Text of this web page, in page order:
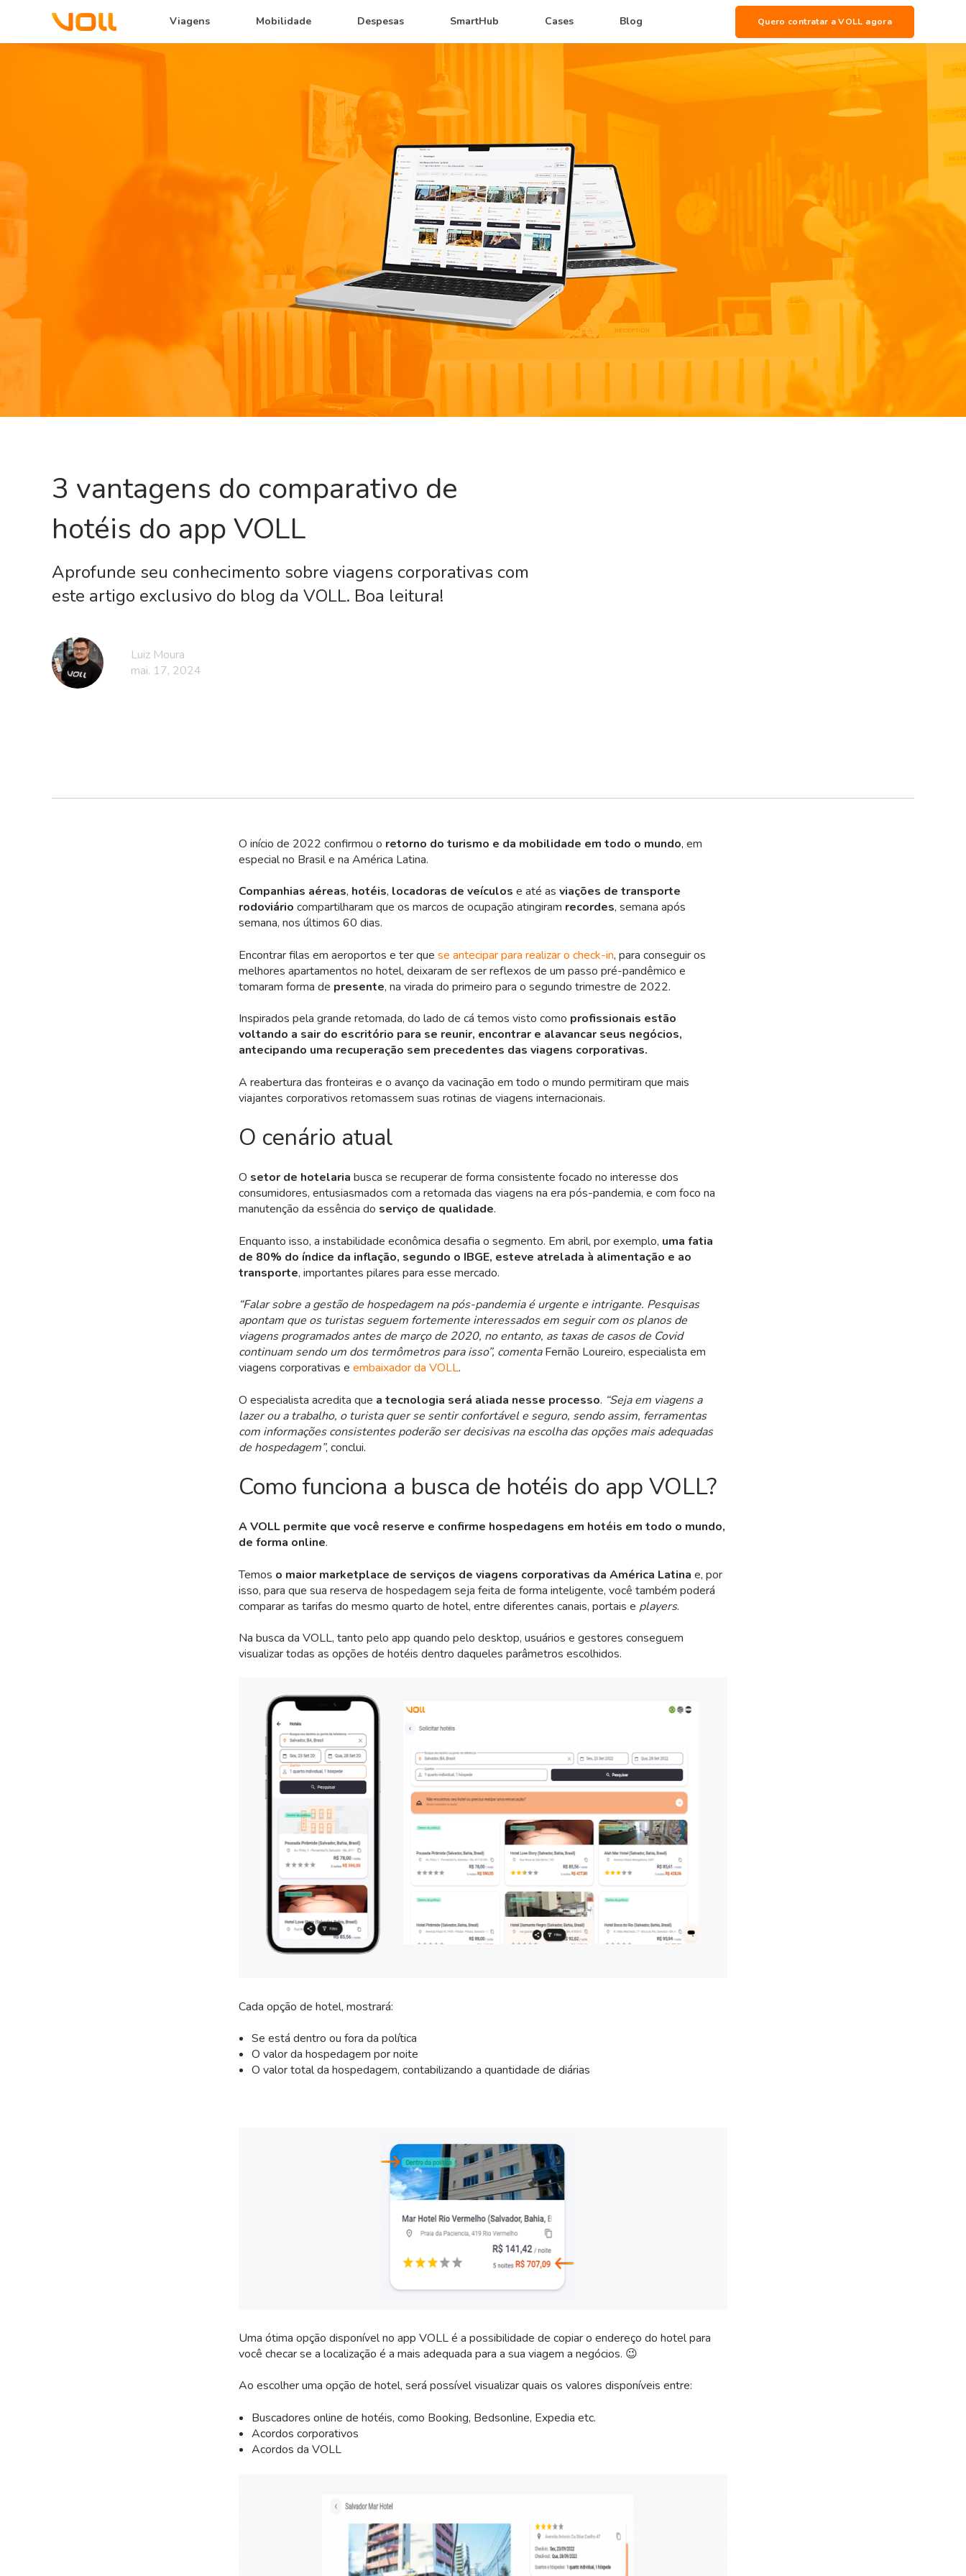
Viagens Mobilidade Despesas SmartHub Cases Blog Quero contratar a VOLL agora
3 vantagens do comparativo de
hotéis do app VOLL
Aprofunde seu conhecimento sobre viagens corporativas com
este artigo exclusivo do blog da VOLL. Boa leitura!
Luiz Moura
mai. 17, 2024
O início de 2022 confirmou o retorno do turismo e da mobilidade em todo o mundo, em
especial no Brasil e na América Latina.
Companhias aéreas, hotéis, locadoras de veículos e até as viações de transporte
rodoviário compartilharam que os marcos de ocupação atingiram recordes, semana após
semana, nos últimos 60 dias.
Encontrar filas em aeroportos e ter que se antecipar para realizar o check-in, para conseguir os
melhores apartamentos no hotel, deixaram de ser reflexos de um passo pré-pandêmico e
tomaram forma de presente, na virada do primeiro para o segundo trimestre de 2022.
Inspirados pela grande retomada, do lado de cá temos visto como profissionais estão
voltando a sair do escritório para se reunir, encontrar e alavancar seus negócios,
antecipando uma recuperação sem precedentes das viagens corporativas.
A reabertura das fronteiras e o avanço da vacinação em todo o mundo permitiram que mais
viajantes corporativos retomassem suas rotinas de viagens internacionais.
O cenário atual
O setor de hotelaria busca se recuperar de forma consistente focado no interesse dos
consumidores, entusiasmados com a retomada das viagens na era pós-pandemia, e com foco na
manutenção da essência do serviço de qualidade.
Enquanto isso, a instabilidade econômica desafia o segmento. Em abril, por exemplo, uma fatia
de 80% do índice da inflação, segundo o IBGE, esteve atrelada à alimentação e ao
transporte, importantes pilares para esse mercado.
“Falar sobre a gestão de hospedagem na pós-pandemia é urgente e intrigante. Pesquisas
apontam que os turistas seguem fortemente interessados em seguir com os planos de
viagens programados antes de março de 2020, no entanto, as taxas de casos de Covid
continuam sendo um dos termômetros para isso”, comentaFernão Loureiro, especialista em
viagens corporativas e embaixador da VOLL.
O especialista acredita que a tecnologia será aliada nesse processo. “Seja em viagens a
lazer ou a trabalho, o turista quer se sentir confortável e seguro, sendo assim, ferramentas
com informações consistentes poderão ser decisivas na escolha das opções mais adequadas
de hospedagem”, conclui.
Como funciona a busca de hotéis do app VOLL?
A VOLL permite que você reserve e confirme hospedagens em hotéis em todo o mundo,
de forma online.
Temos o maior marketplace de serviços de viagens corporativas da América Latina e, por
isso, para que sua reserva de hospedagem seja feita de forma inteligente, você também poderá
comparar as tarifas do mesmo quarto de hotel, entre diferentes canais, portais e players.
Na busca da VOLL, tanto pelo app quando pelo desktop, usuários e gestores conseguem
visualizar todas as opções de hotéis dentro daqueles parâmetros escolhidos.
Cada opção de hotel, mostrará:
Se está dentro ou fora da política
O valor da hospedagem por noite
O valor total da hospedagem, contabilizando a quantidade de diárias
Uma ótima opção disponível no app VOLL é a possibilidade de copiar o endereço do hotel para
você checar se a localização é a mais adequada para a sua viagem a negócios. 😉
Ao escolher uma opção de hotel, será possível visualizar quais os valores disponíveis entre:
Buscadores online de hotéis, como Booking, Bedsonline, Expedia etc.
Acordos corporativos
Acordos da VOLL